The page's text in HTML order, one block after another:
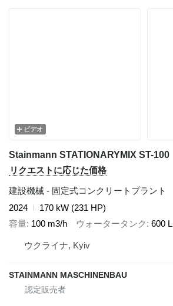
ビデオ
Stainmann STATIONARYMIX ST-100
リクエストに応じた価格
建設機械 - 固定式コンクリートプラント
2024
170 kW (231 HP)
容量 100 m3/h ウォータータンク 600 L
ウクライナ, Kyiv
STAINMANN MASCHINENBAU